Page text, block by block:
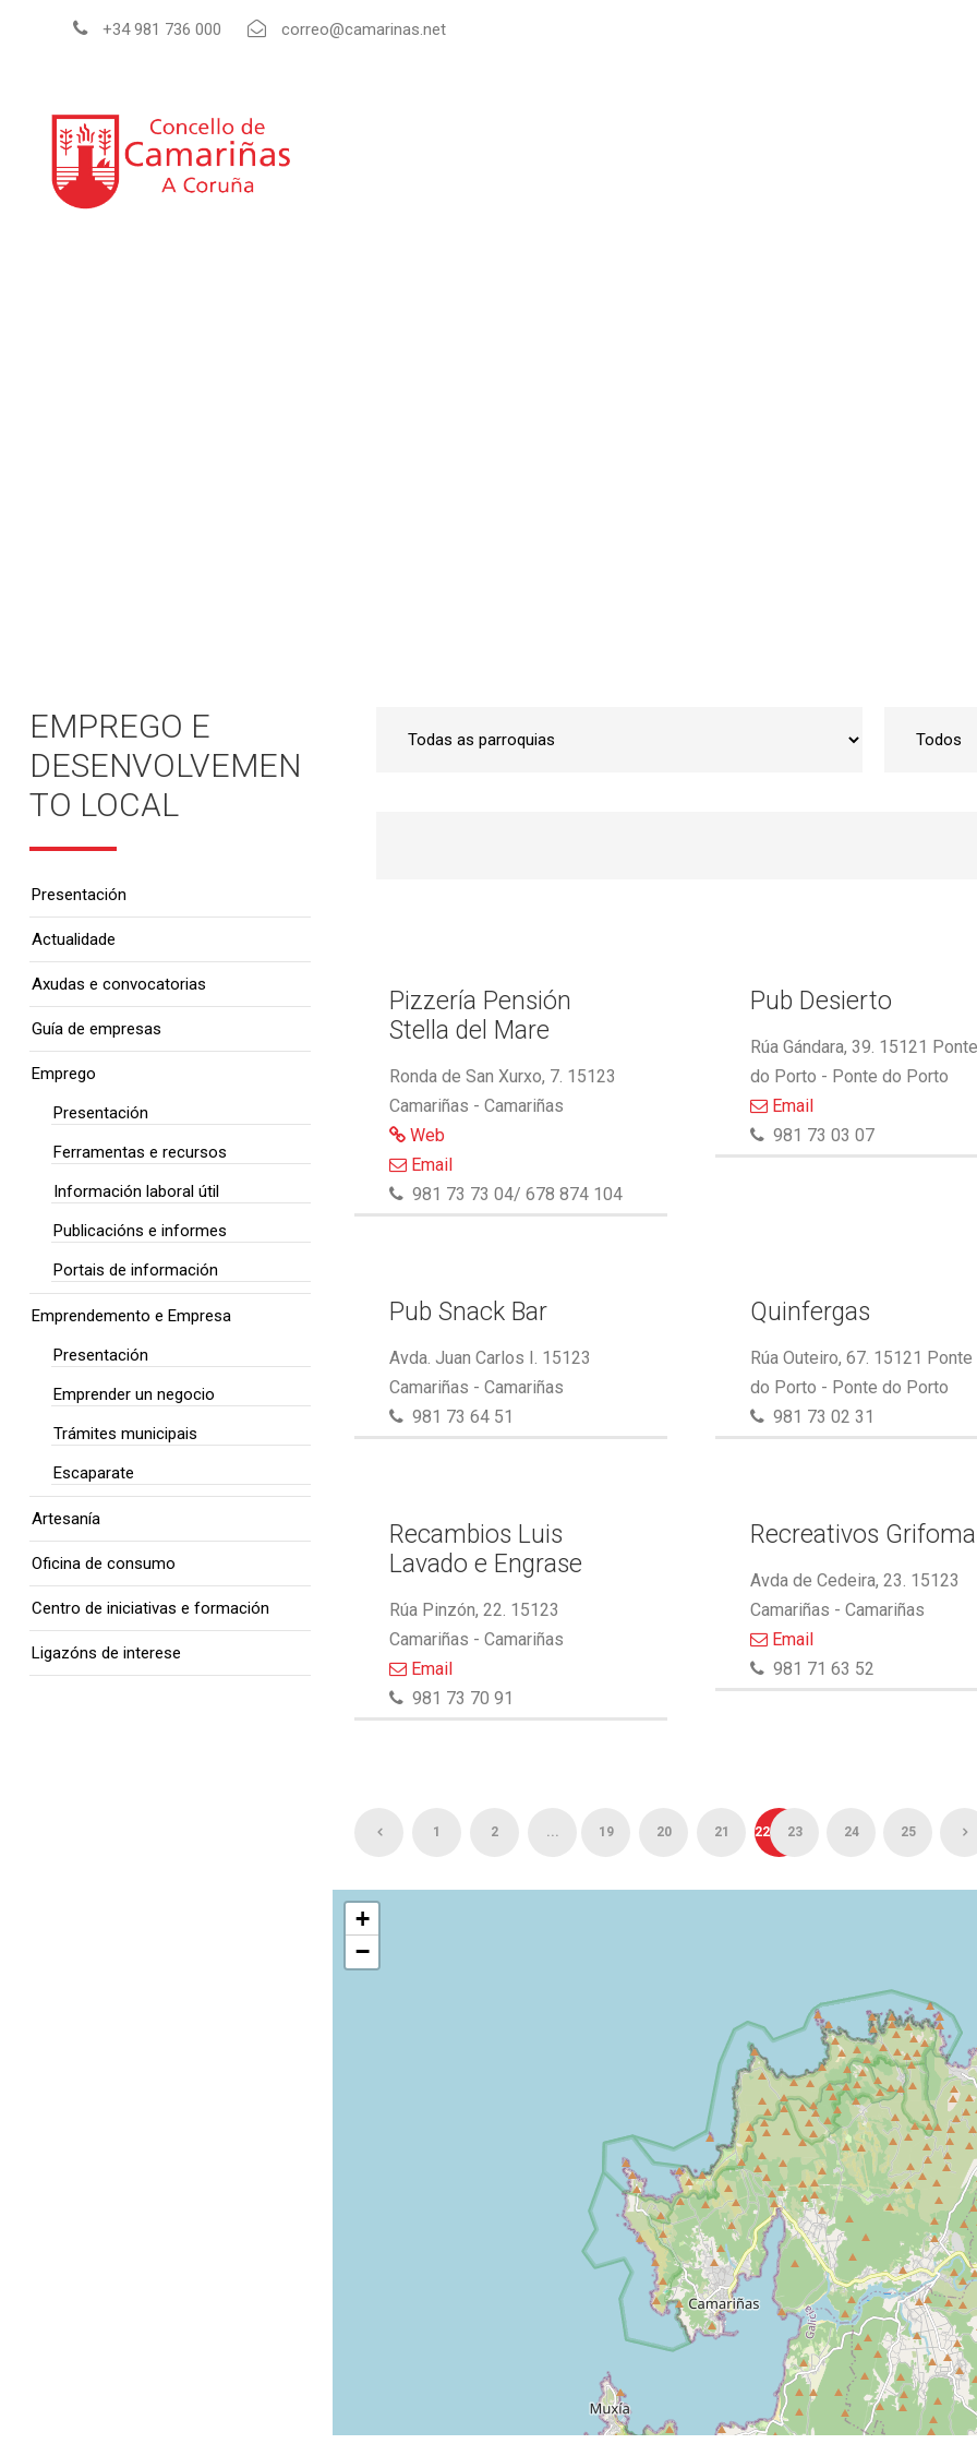
+34 981 736 000 correo@camarinas.net
Pizzería Pensión
Stella del Mare
Ronda de San Xurxo, 7. 15123
Camariñas - Camariñas
Web
Email
981 73 73 04/ 678 874 104
Pub Desierto
Rúa Gándara, 39. 15121 Ponte
do Porto - Ponte do Porto
Email
981 73 03 07
Pub Snack Bar
Avda. Juan Carlos I. 15123
Camariñas - Camariñas
981 73 64 51
Quinfergas
Rúa Outeiro, 67. 15121 Ponte
do Porto - Ponte do Porto
981 73 02 31
Recambios Luis
Lavado e Engrase
Rúa Pinzón, 22. 15123
Camariñas - Camariñas
Email
981 73 70 91
Recreativos
Avda de Cedeira, 23. 15123
Camariñas - Camariñas
Email
981 71 63 52
1 2 ... 19 20 21 22 23 24 25
+
−
EMPREGO E
DESENVOLVEMEN
TO LOCAL
Presentación
Actualidade
Axudas e convocatorias
Guía de empresas
Emprego
Presentación
Ferramentas e recursos
Información laboral útil
Publicacións e informes
Portais de información
Emprendemento e Empresa
Presentación
Emprender un negocio
Trámites municipais
Escaparate
Artesanía
Oficina de consumo
Centro de iniciativas e formación
Ligazóns de interese